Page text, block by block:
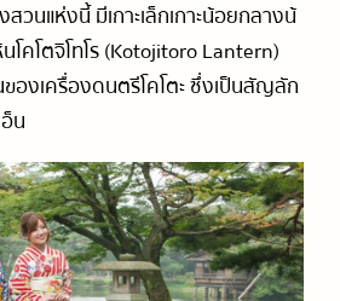
วนแห่งนี้ มีเกาะเล็กเกาะน้อยกลางน้
โคโตจิโทโร (Kotojitoro Lantern)
องเครื่องดนตรีโคโตะ ซึ่งเป็นสัญลัก
น